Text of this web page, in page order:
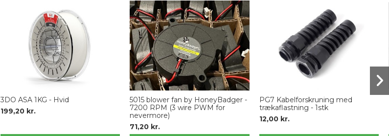
3DO ASA 1KG - Hvid
199,20 kr.
5015 blower fan by HoneyBadger -
7200 RPM (3 wire PWM for
nevermore)
71,20 kr.
PG7 Kabelforskruning med
trækaflastning - 1stk
12,00 kr.